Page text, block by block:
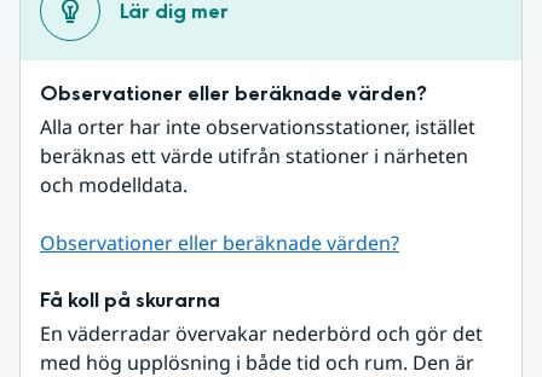
Lär dig mer
Observationer eller beräknade värden?
Alla orter har inte observationsstationer, istället
beräknas ett värde utifrån stationer i närheten
och modelldata.
Observationer eller beräknade värden?
Få koll på skurarna
En väderradar övervakar nederbörd och gör det
med hög upplösning i både tid och rum. Den är